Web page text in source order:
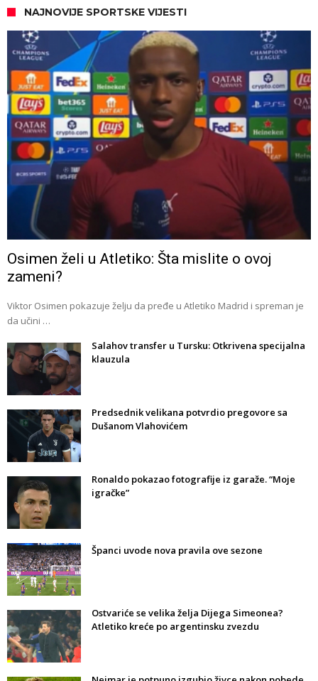
NAJNOVIJE SPORTSKE VIJESTI
Osimen želi u Atletiko: Šta mislite o ovoj
zameni?
Viktor Osimen pokazuje želju da pređe u Atletiko Madrid i spreman je
da učini …
Salahov transfer u Tursku: Otkrivena specijalna
klauzula
Predsednik velikana potvrdio pregovore sa
Dušanom Vlahovićem
Ronaldo pokazao fotografije iz garaže. “Moje
igračke”
Španci uvode nova pravila ove sezone
Ostvariće se velika želja Dijega Simeonea?
Atletiko kreće po argentinsku zvezdu